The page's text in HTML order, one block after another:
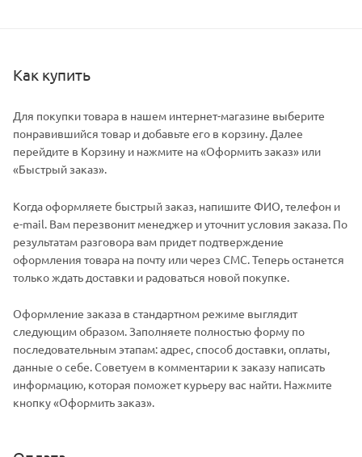
Как купить
Для покупки товара в нашем интернет-магазине выберите
понравившийся товар и добавьте его в корзину. Далее
перейдите в Корзину и нажмите на «Оформить заказ» или
«Быстрый заказ».
Когда оформляете быстрый заказ, напишите ФИО, телефон и
e-mail. Вам перезвонит менеджер и уточнит условия заказа. По
результатам разговора вам придет подтверждение
оформления товара на почту или через СМС. Теперь останется
только ждать доставки и радоваться новой покупке.
Оформление заказа в стандартном режиме выглядит
следующим образом. Заполняете полностью форму по
последовательным этапам: адрес, способ доставки, оплаты,
данные о себе. Советуем в комментарии к заказу написать
информацию, которая поможет курьеру вас найти. Нажмите
кнопку «Оформить заказ».